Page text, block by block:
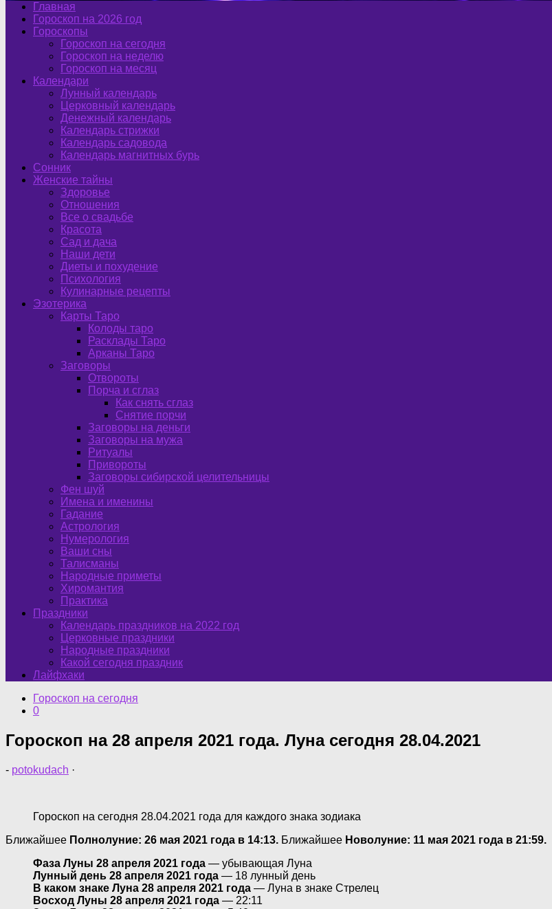
Главная
Гороскоп на 2026 год
Гороскопы
Гороскоп на сегодня
Гороскоп на неделю
Гороскоп на месяц
Календари
Лунный календарь
Церковный календарь
Денежный календарь
Календарь стрижки
Календарь садовода
Календарь магнитных бурь
Сонник
Женские тайны
Здоровье
Отношения
Все о свадьбе
Красота
Сад и дача
Наши дети
Диеты и похудение
Психология
Кулинарные рецепты
Эзотерика
Карты Таро
Колоды таро
Расклады Таро
Арканы Таро
Заговоры
Отвороты
Порча и сглаз
Как снять сглаз
Снятие порчи
Заговоры на деньги
Заговоры на мужа
Ритуалы
Привороты
Заговоры сибирской целительницы
Фен шуй
Имена и именины
Гадание
Астрология
Нумерология
Ваши сны
Талисманы
Народные приметы
Хиромантия
Практика
Праздники
Календарь праздников на 2022 год
Церковные праздники
Народные праздники
Какой сегодня праздник
Лайфхаки
Гороскоп на сегодня
0
Гороскоп на 28 апреля 2021 года. Луна сегодня 28.04.2021
- potokudach ·
Гороскоп на сегодня 28.04.2021 года для каждого знака зодиака
Ближайшее Полнолуние: 26 мая 2021 года в 14:13. Ближайшее Новолуние: 11 мая 2021 года в 21:59.
Фаза Луны 28 апреля 2021 года — убывающая Луна
Лунный день 28 апреля 2021 года — 18 лунный день
В каком знаке Луна 28 апреля 2021 года — Луна в знаке Стрелец
Восход Луны 28 апреля 2021 года — 22:11